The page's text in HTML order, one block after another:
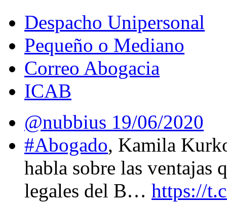
Despacho Unipersonal
Pequeño o Mediano
Correo Abogacia
ICAB
@nubbius 19/06/2020
#Abogado, Kamila
habla sobre las ventajas
legales del B… https://